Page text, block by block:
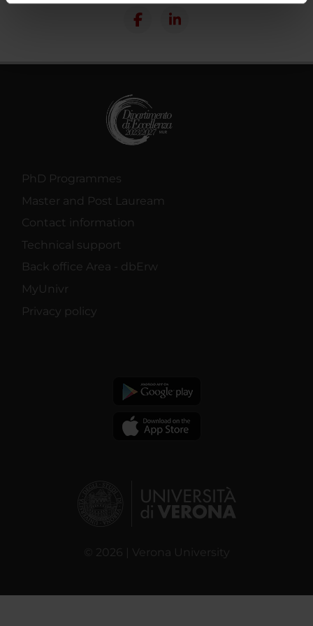
nostri partner che si occupano di analisi dei dati web,
PhD Programmes
Master and Post Lauream
Contact information
Technical support
Back office Area - dbErw
MyUnivr
Privacy policy
© 2026 | Verona University